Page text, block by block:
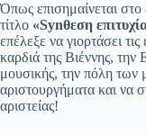
Όπως επισημαίνεται
τίτλο «Synθεση
επέλεξε να γιορτάσει
καρδιά της Βιέννης,
μουσικής, την πόλη των
αριστουργήματα και να
αριστείας!